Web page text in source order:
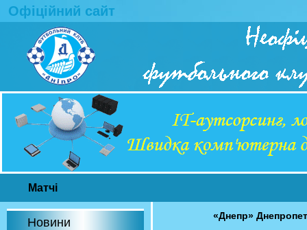
Офіційний сайт
Матчі
Новини «Днепр»